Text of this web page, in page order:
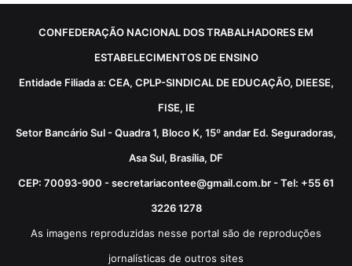
CONFEDERAÇÃO NACIONAL DOS TRABALHADORES EM
ESTABELECIMENTOS DE ENSINO
Entidade Filiada a: CEA, CPLP-SINDICAL DE EDUCAÇÃO, DIEESE,
FISE, IE
Setor Bancário Sul - Quadra 1, Bloco K, 15º andar Ed. Seguradoras,
Asa Sul, Brasília, DF
CEP: 70093-900 - secretariacontee@gmail.com.br - Tel: +55 61
3226 1278
As imagens reproduzidas nesse portal são de reproduções
jornalísticas de outros sites